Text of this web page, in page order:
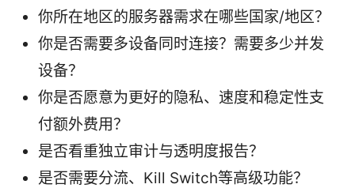
你所在地区的服务器需求在哪些国家/地区？
你是否需要多设备同时连接？需要多少并发
设备？
你是否愿意为更好的隐私、速度和稳定性支
付额外费用？
是否看重独立审计与透明度报告？
是否需要分流、Kill Switch等高级功能？